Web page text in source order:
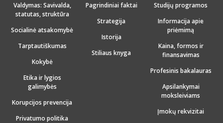
Valdymas: Savivalda,
statutas, struktūra
Socialinė atsakomybė
Tarptautiškumas
Kokybė
Etika ir lygios
galimybės
Korupcijos prevencija
Privatumo politika
Pagrindiniai faktai
Strategija
Istorija
Stiliaus knyga
Studijų programos
Informacija apie
priėmimą
Kaina, formos ir
finansavimas
Profesinis bakalauras
Apsilankymai
moksleiviams
Įmokų rekvizitai